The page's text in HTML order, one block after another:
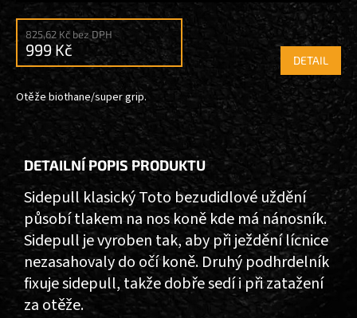
825,62 Kč bez DPH
999 Kč
DETAIL
Otěže biothane/super grip.
DETAILNÍ POPIS PRODUKTU
Sidepull klasický Toto bezudidlové uždění
působí tlakem na nos koně kde má nánosník.
Sidepull je vyroben tak, aby při ježdění lícnice
nezasahovaly do očí koně. Druhý podhrdelník
fixuje sidepull, takže dobře sedí i při zatažení
za otěže.